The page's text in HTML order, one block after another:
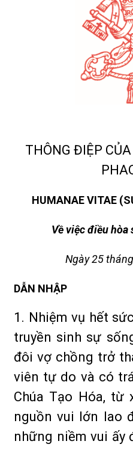
THÔNG ĐIỆP
HUMANAE VITAE
Về việc điều hòa
Ngày 25
DẪN NHẬP
1. Nhiệm vụ hết
truyền sinh sự
đôi vợ chồng trở
viên tự do và có
Chúa Tạo Hóa, từ
nguồn vui lớn lao
những niềm vui ấy